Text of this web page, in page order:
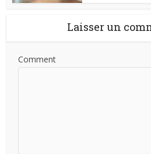
Laisser un
Comment